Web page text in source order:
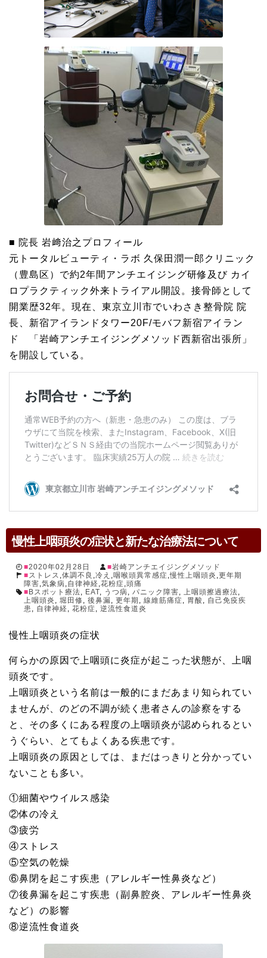
■ 院長 岩﨑治之プロフィール
元トータルビューティ・ラボ 久保田潤一郎クリニック
（豊島区）で約2年間アンチエイジング研修及び カイ
ロプラクティック外来トライアル開設。接骨師として
開業歴32年。現在、東京立川市でいわさき整骨院 院
長、新宿アイランドタワー20F/モバフ新宿アイラン
ド 「岩崎アンチエイジングメソッド西新宿出張所」
を開設している。
慢性上咽頭炎の症状と新たな治療法について
2020年02月28日
岩崎アンチエイジングメソッド
ストレス 体調不良 冷え 咽喉頭異常感症 ,慢性上咽頭炎 更年期
障害 気象病 自律神経 花粉症 頭痛
Bスポット療法
EAT うつ病 パニック障害 上咽頭擦過療法
上咽頭炎
堀田修 後鼻漏 更年期 線維筋痛症 胃酸
自己免疫疾
患
自律神経 花粉症 逆流性食道炎
慢性上咽頭炎の症状
何らかの原因で上咽頭に炎症が起こった状態が、上咽
頭炎です。
上咽頭炎という名前は一般的にまだあまり知られてい
ませんが、のどの不調が続く患者さんの診察をする
と、その多くにある程度の上咽頭炎が認められるとい
うぐらい、とてもよくある疾患です。
上咽頭炎の原因としては、まだはっきりと分かってい
ないことも多い。
①細菌やウイルス感染
②体の冷え
③疲労
④ストレス
⑤空気の乾燥
⑥鼻閉を起こす疾患（アレルギー性鼻炎など）
⑦後鼻漏を起こす疾患（副鼻腔炎、アレルギー性鼻炎
など）の影響
⑧逆流性食道炎